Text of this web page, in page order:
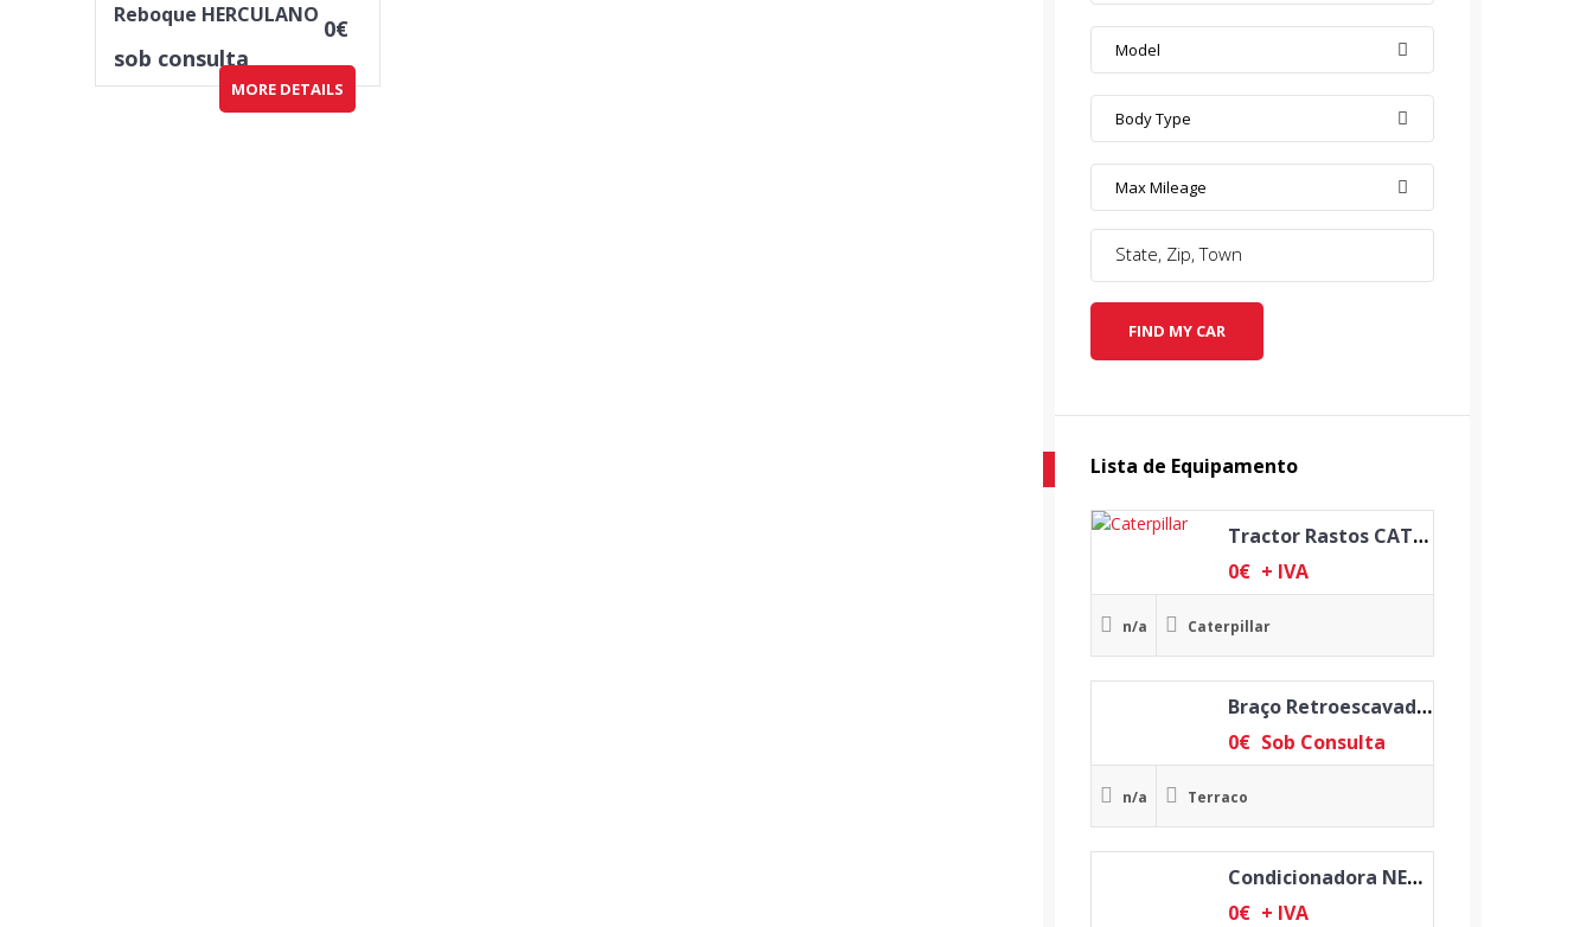
Reboque HERCULANO 0€
sob consulta
MORE DETAILS
FIND MY CAR
Model
Body Type
Max Mileage
Lista de Equipamento
n/a Caterpillar
Tractor Rastos CATERPILLAR D3B SA
0€ + IVA
n/a Terraco
Braço Retroescavadora TERRACO
0€ Sob Consulta
Condicionadora NEW HOLLAND
0€ + IVA